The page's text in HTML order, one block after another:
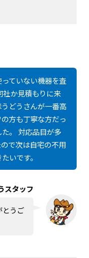
ていない機器を査
社か見積もりに来
どうさんが一番高
方も丁寧な方だっ
。 対応品目が多
で次は自宅の不用
いです。
スタッフ
とうご